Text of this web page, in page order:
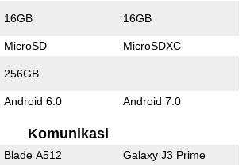
16GB 16GB
MicroSD MicroSDXC
256GB
Android 6.0 Android 7.0
Komunikasi
Blade A512 Galaxy J3 Prime